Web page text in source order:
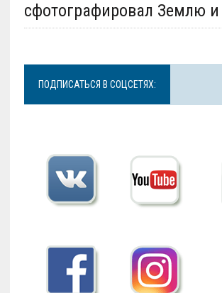
сфотографировал Землю и
ПОДПИСАТЬСЯ В СОЦСЕТЯХ: